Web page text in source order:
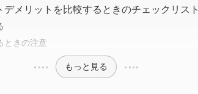
メリットを比較するときのチェックリスト
ときの注意
もっと見る